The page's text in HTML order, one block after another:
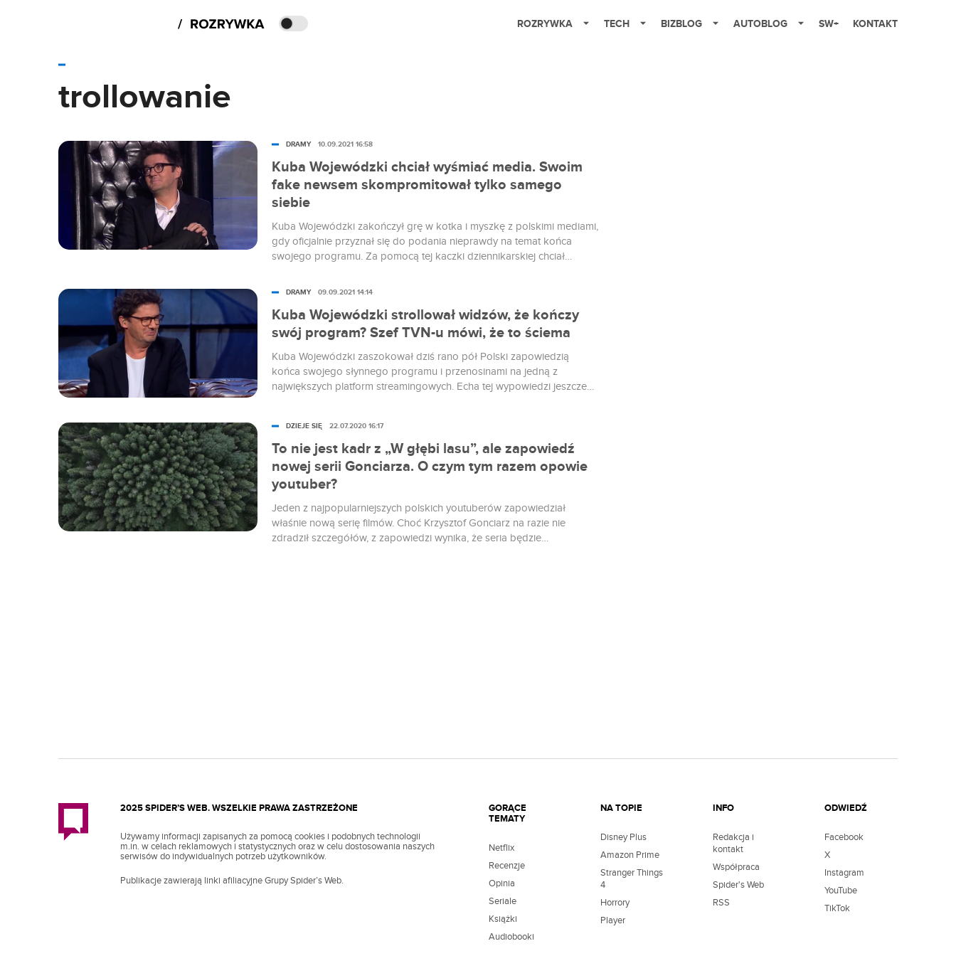
ROZRYWKA TECH BIZBLOG AUTOBLOG SW+ KONTAKT
trollowanie
Kuba Wojewódzki chciał wyśmiać media. Swoim
fake newsem skompromitował tylko samego
siebie
Kuba Wojewódzki zakończył grę w kotka i myszkę z polskimi mediami,
gdy oficjalnie przyznał się do podania nieprawdy na temat końca
swojego programu. Za pomocą tej kaczki dziennikarskiej chciał
DRAMY 10.09.2021 16:58
Kuba Wojewódzki strollował widzów, że kończy
swój program? Szef TVN-u mówi, że to ściema
Kuba Wojewódzki zaszokował dziś rano pół Polski zapowiedzią
końca swojego słynnego programu i przenosinami na jedną z
największych platform streamingowych. Echa tej wypowiedzi jeszcze
prowokację.
DRAMY 09.09.2021 14:14
To nie jest kadr z „W głębi lasu”, ale zapowiedź
nowej serii Gonciarza. O czym tym razem opowie
youtuber?
Jeden z najpopularniejszych polskich youtuberów zapowiedział
właśnie nową serię filmów. Choć Krzysztof Gonciarz na razie nie
zdradził szczegółów, z zapowiedzi wynika, że seria będzie
DZIEJE SIĘ 22.07.2020 16:17
2025 SPIDER’S WEB. WSZELKIE PRAWA ZASTRZEŻONE
Używamy informacji zapisanych za pomocą cookies i podobnych technologii
m.in. w celach reklamowych i statystycznych oraz w celu dostosowania naszych
serwisów do indywidualnych potrzeb użytkowników.
Publikacje zawierają linki afiliacyjne Grupy Spider’s Web.
GORĄCE
TEMATY
Netflix
Recenzje
Opinia
Seriale
Książki
Audiobooki
NA TOPIE
Disney Plus
Amazon Prime
Stranger Things
4
Horrory
Player
INFO
Redakcja i
kontakt
Współpraca
Spider's Web
RSS
ODWIEDŹ
Facebook
X
Instagram
YouTube
TikTok